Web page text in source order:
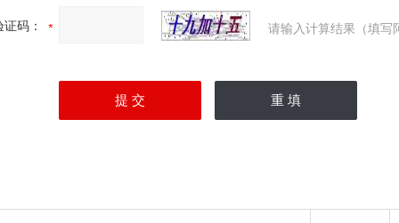
证码： 请输入计算结果（填写